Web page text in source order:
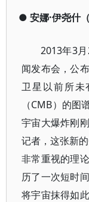
● 安娜·伊尧什
2013年3
闻发布会，公
卫星以前所未
（CMB）的
宇宙大爆炸刚
记者，这张新
非常重视的理
历了一次短时
将宇宙抹得如